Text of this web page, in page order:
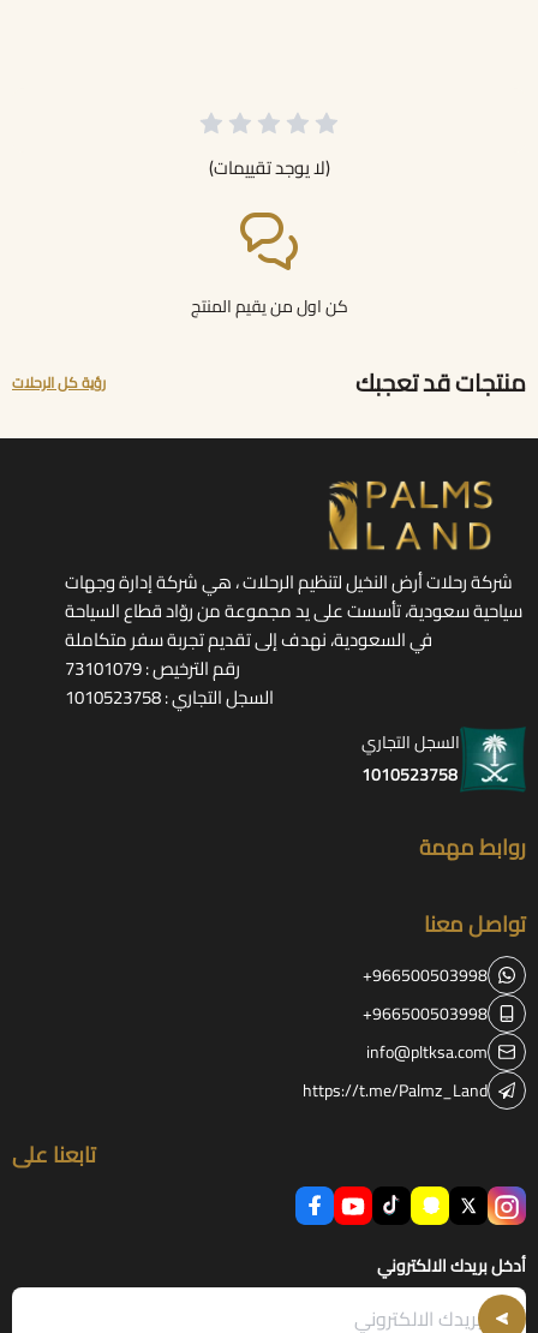
كن اول من يقيم المنتج
(لا يوجد تقييمات)
منتجات قد تعجبك رؤية كل الرحلات
شركة رحلات أرض النخيل لتنظيم الرحلات ، هي شركة إدارة وجهات
سياحية سعودية، تأسست على يد مجموعة من روّاد قطاع السياحة
في السعودية، نهدف إلى تقديم تجربة سفر متكاملة
رقم الترخيص : 73101079
السجل التجاري : 1010523758
السجل التجاري
1010523758
روابط مهمة
تواصل معنا
+966500503998
+966500503998
info@pltksa.com
https://t.me/Palmz_Land
تابعنا على
أدخل بريدك الالكتروني